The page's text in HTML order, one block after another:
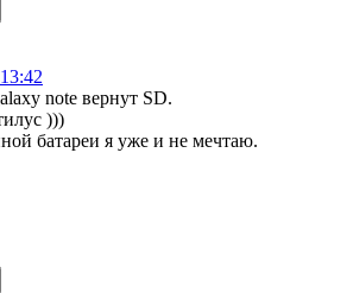
note вернут SD.
)))
батареи я уже и не мечтаю.